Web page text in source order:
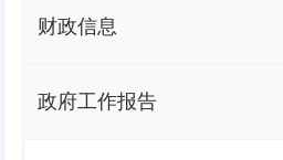
财政信息
政府工作报告